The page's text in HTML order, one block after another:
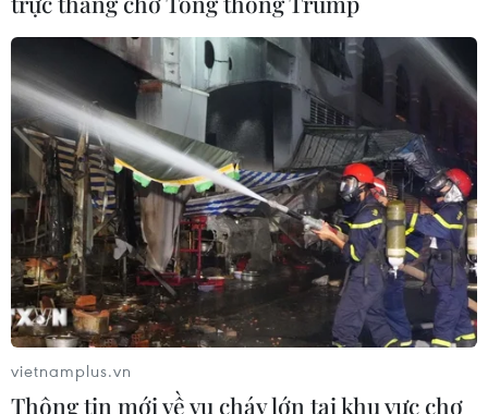
Cuba bắt đầu tiến hành cuộc bầu cử Quốc
hội khóa mới
26/03/2023 12:50
Dự kiến Quốc hội Cuba khóa X sẽ có 64% là các thành
viên mới và theo kế hoạch, Quốc hội khóa mới của
quốc đảo Caribe sẽ tổ chức kỳ họp đầu tiên vào ngày
19/4 tới.
vietnamplus.vn
Thông tin mới về vụ cháy lớn tại khu vực chợ